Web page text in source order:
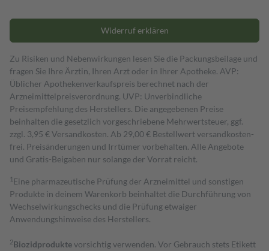
Widerruf erklären
Zu Risiken und Nebenwirkungen lesen Sie die Packungsbeilage und
fragen Sie Ihre Ärztin, Ihren Arzt oder in Ihrer Apotheke. AVP:
Üblicher Apothekenverkaufspreis berechnet nach der
Arzneimittelpreisverordnung. UVP: Unverbindliche
Preisempfehlung des Herstellers. Die angegebenen Preise
beinhalten die gesetzlich vorgeschriebene Mehrwertsteuer, ggf.
zzgl. 3,95 € Versandkosten. Ab 29,00 € Bestell­wert versand­kosten­
frei. Preisänderungen und Irrtümer vorbehalten. Alle Angebote
und Gratis-Beigaben nur solange der Vorrat reicht.
1 Eine pharmazeutische Prüfung der Arzneimittel und sonstigen
Produkte in deinem Warenkorb beinhaltet die Durchführung von
Wechselwirkungschecks und die Prüfung etwaiger
Anwendungshinweise des Herstellers.
2Biozidproduktevorsichtig verwenden. Vor Gebrauch stets Etikett